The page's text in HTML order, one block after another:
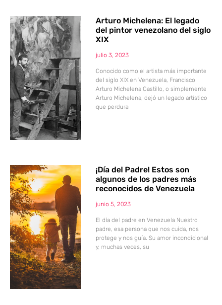
Arturo Michelena: El legado
del pintor venezolano del siglo
XIX
julio 3, 2023
Conocido como el artista más importante
del siglo XIX en Venezuela, Francisco
Arturo Michelena Castillo, o simplemente
Arturo Michelena, dejó un legado artístico
que perdura
¡Día del Padre! Estos son
algunos de los padres más
reconocidos de Venezuela
junio 5, 2023
El día del padre en Venezuela Nuestro
padre, esa persona que nos cuida, nos
protege y nos guía. Su amor incondicional
y, muchas veces, su